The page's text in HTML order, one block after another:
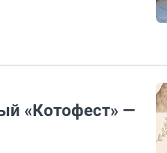
«Котофест» —